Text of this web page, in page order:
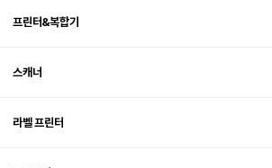
프린터&복합기
스캐너
라벨 프린터